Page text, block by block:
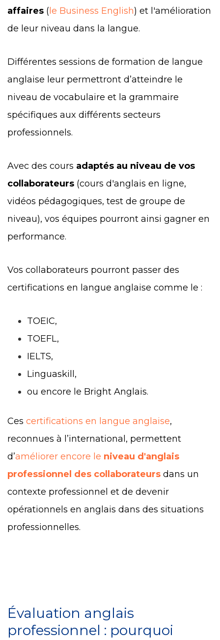
affaires ( le Business English) et l'amélioration
de leur niveau dans la langue.
Différentes sessions de formation de langue
anglaise leur permettront d’atteindre le
niveau de vocabulaire et la grammaire
spécifiques aux différents secteurs
professionnels.
Avec des cours adaptés au niveau de vos
collaborateurs (cours d'anglais en ligne,
vidéos pédagogiques, test de groupe de
niveau), vos équipes pourront ainsi gagner en
performance.
Vos collaborateurs pourront passer des
certifications en langue anglaise comme le :
TOEIC,
TOEFL,
IELTS,
Linguaskill,
ou encore le Bright Anglais.
Ces certifications en langue anglaise,
reconnues à l’international, permettent
d’améliorer encore le niveau d'anglais
professionnel des collaborateurs dans un
contexte professionnel et de devenir
opérationnels en anglais dans des situations
professionnelles.
Évaluation anglais
professionnel : pourquoi